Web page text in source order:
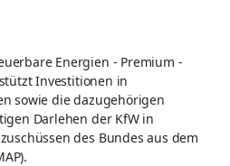
Energien - Premium -
Investitionen in
sowie die dazugehörigen
Darlehen der KfW in
des Bundes aus dem